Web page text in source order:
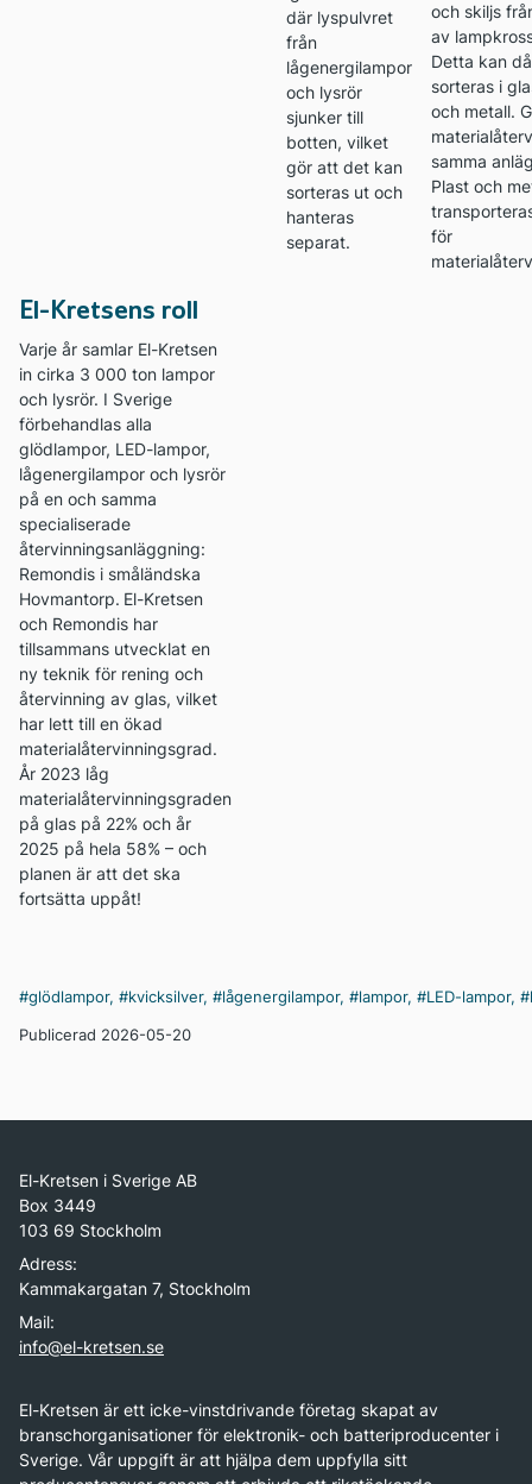
där lyspulvret
från
lågenergilampor
och lysrör
sjunker till
botten, vilket
gör att det kan
sorteras ut och
hanteras
separat.
och skiljs
av
Detta kan då
sorteras i
och metall.
samma
Plast och
för
El-Kretsens roll
Varje år samlar El-Kretsen
in cirka 3 000 ton lampor
och lysrör. I Sverige
förbehandlas alla
glödlampor, LED-lampor,
lågenergilampor och lysrör
på en och samma
specialiserade
återvinningsanläggning:
Remondis i småländska
Hovmantorp. El-Kretsen
och Remondis har
tillsammans utvecklat en
ny teknik för rening och
återvinning av glas, vilket
har lett till en ökad
materialåtervinningsgrad.
År 2023 låg
materialåtervinningsgraden
på glas på 22% och år
2025 på hela 58% – och
planen är att det ska
fortsätta uppåt!
#glödlampor, #kvicksilver, #lågenergilampor, #lampor, #LED-lampor,
Publicerad 2026-05-20
El-Kretsen i Sverige AB
Box 3449
103 69 Stockholm
Adress:
Kammakargatan 7, Stockholm
Mail:
info@el-kretsen.se
El-Kretsen är ett icke-vinstdrivande företag skapat av
branschorganisationer för elektronik- och batteriproducenter i
Sverige. Vår uppgift är att hjälpa dem uppfylla sitt